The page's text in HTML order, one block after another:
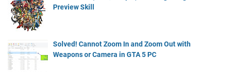
Preview Skill
Solved! Cannot Zoom In and Zoom Out with
Weapons or Camera in GTA 5 PC